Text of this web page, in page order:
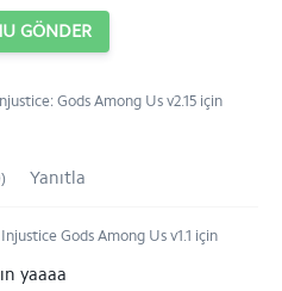
GÖNDER
Gods Among Us v2.15 için
Yanıtla
Injustice Gods Among Us v1.1 için
yaaaa